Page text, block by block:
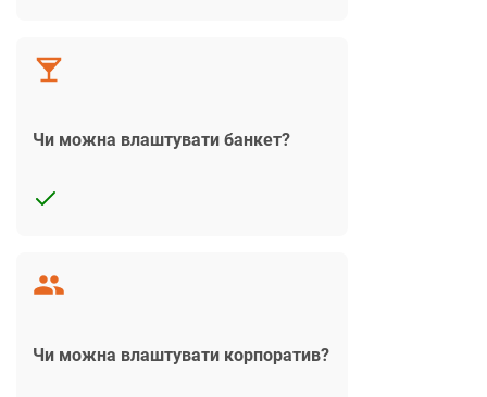
Чи можна влаштувати банкет?
Чи можна влаштувати корпоратив?